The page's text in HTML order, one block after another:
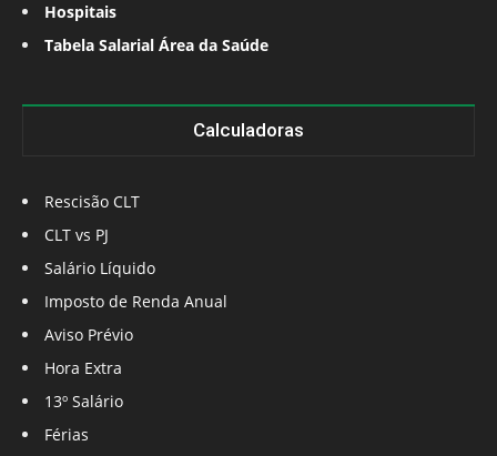
Hospitais
Tabela Salarial Área da Saúde
Calculadoras
Rescisão CLT
CLT vs PJ
Salário Líquido
Imposto de Renda Anual
Aviso Prévio
Hora Extra
13º Salário
Férias